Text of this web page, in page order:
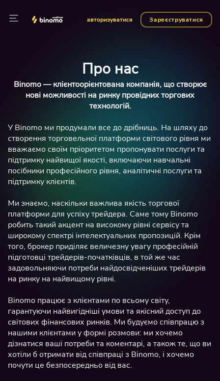
авторизуватися Зареєструватися
Про нас
Binomo — клієнтоорієнтована компанія, що створює
нові можливості на ринку провідних торгових
технологій.
У Binomo ми продумали все до дрібниць. На шляху до
створення торговельної платформи світового рівня ми
вважаємо своїм пріоритетом пропонувати послуги та
підтримку найвищої якості, включаючи навчальні
посібники професійного рівня, аналітичні послуги та
підтримку клієнтів.
Ми знаємо, наскільки важлива якість торгової
платформи для успіху трейдера. Саме тому Binomo
робить такий акцент на високому рівні сервісу та
широкому спектрі інтелектуальних пропозицій. Крім
того, брокер приділяє величезну увагу професійній
підготовці трейдерів-початківців, в той же час
задовольняючи потреби найдосвідченіших трейдерів
на ринку на найвищому рівні.
Binomo працює з клієнтами по всьому світу,
гарантуючи найвигідніші умови та якісний доступ до
світових фінансових ринків. Ми будуємо співпрацю з
нашими клієнтами у формі розмови: ми хочемо
дізнатися ваші потреби та коментарі, а також те, що ви
хотіли б отримати від співпраці з Binomo, і хочемо
почути це безпосередньо від вас.